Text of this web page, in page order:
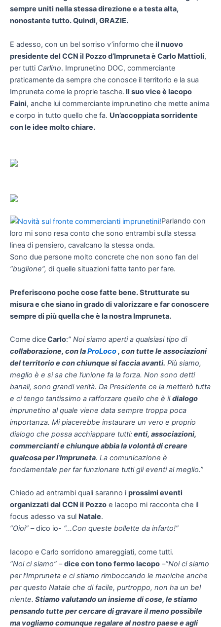
sempre uniti nella stessa direzione e a testa alta,
nonostante tutto. Quindi, GRAZIE.
E adesso, con un bel sorriso v’informo che il nuovo
presidente del CCN il Pozzo d’Impruneta è Carlo Mattioli,
per tutti Carlino. Imprunetino DOC, commerciante
praticamente da sempre che conosce il territorio e la sua
Impruneta come le proprie tasche. Il suo vice è Iacopo
Faini, anche lui commerciante imprunetino che mette anima
e corpo in tutto quello che fa. Un’accoppiata sorridente
con le idee molto chiare.
Parlando con
loro mi sono resa conto che sono entrambi sulla stessa
linea di pensiero, cavalcano la stessa onda.
Sono due persone molto concrete che non sono fan del
“buglione”, di quelle situazioni fatte tanto per fare.
Preferiscono poche cose fatte bene. Strutturate su
misura e che siano in grado di valorizzare e far conoscere
sempre di più quella che è la nostra Impruneta.
Come diceCarlo:” Noi siamo aperti a qualsiasi tipo di
collaborazione, con laProLoco, con tutte le associazioni
del territorio e con chiunque si faccia avanti. Più siamo,
meglio è e si sa che l’unione fa la forza. Non sono detti
banali, sono grandi verità. Da Presidente ce la metterò tutta
e ci tengo tantissimo a rafforzare quello che è ildialogo
imprunetino al quale viene data sempre troppa poca
importanza. Mi piacerebbe instaurare un vero e proprio
dialogo che possa acchiappare tutti:enti, associazioni,
commercianti e chiunque abbia la volontà di creare
qualcosa per l’Impruneta. La comunicazione è
fondamentale per far funzionare tutti gli eventi al meglio.”
Chiedo ad entrambi quali saranno i prossimi eventi
organizzati dal CCN il Pozzo e Iacopo mi racconta che il
focus adesso va sul Natale.
“Oioi” – dico io- “…Con queste bollette da infarto!”
Iacopo e Carlo sorridono amareggiati, come tutti.
“Noi ci siamo” –dice con tono fermo Iacopo –“Noi ci siamo
per l’Impruneta e ci stiamo rimboccando le maniche anche
per questo Natale che di facile, purtroppo, non ha un bel
niente. Stiamo valutando un insieme di cose, le stiamo
pensando tutte per cercare di gravare il meno possibile
ma vogliamo comunque regalare al nostro paese e agli